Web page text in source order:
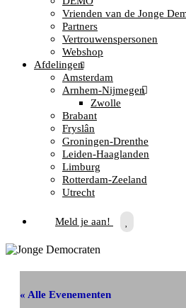
Vrienden van de Jonge
Partners
Vertrouwenspersonen
Webshop
Afdelingen
Amsterdam
Arnhem-Nijmegen
Zwolle
Brabant
Fryslân
Groningen-Drenthe
Leiden-Haaglanden
Limburg
Rotterdam-Zeeland
Utrecht
Meld je aan!
« Alle Evenementen